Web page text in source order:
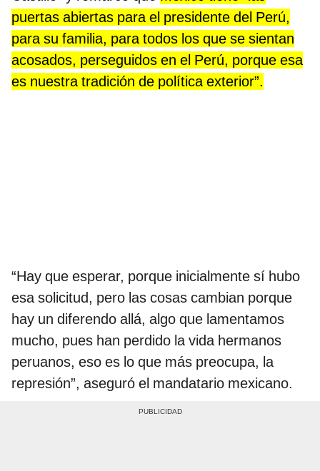
puertas abiertas para el presidente del Perú,
para su familia, para todos los que se sientan
acosados, perseguidos en el Perú, porque esa
es nuestra tradición de política exterior”.
“Hay que esperar, porque inicialmente sí hubo
esa solicitud, pero las cosas cambian porque
hay un diferendo allá, algo que lamentamos
mucho, pues han perdido la vida hermanos
peruanos, eso es lo que más preocupa, la
represión”, aseguró el mandatario mexicano.